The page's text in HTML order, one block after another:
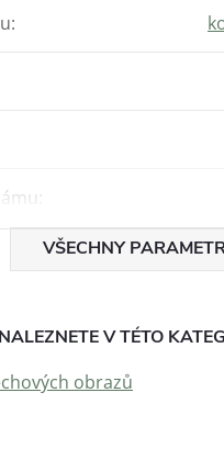
:
:
VŠECHNY
V TÉTO
obrazů